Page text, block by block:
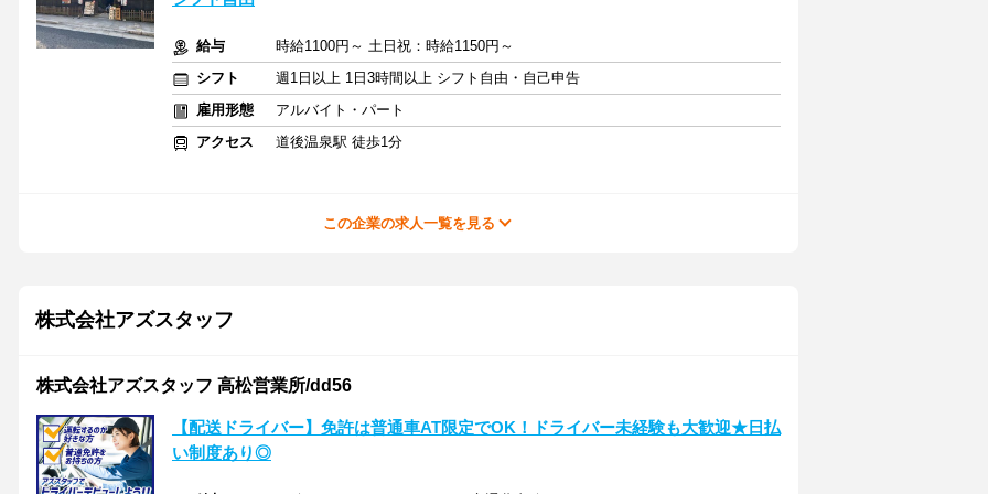
給与
時給1100円～ 土日祝：時給1150円～
シフト
週1日以上 1日3時間以上 シフト自由・自己申告
雇用形態
アルバイト・パート
アクセス
道後温泉駅 徒歩1分
この企業の求人一覧を見る
株式会社アズスタッフ
株式会社アズスタッフ 高松営業所/dd56
【配送ドライバー】免許は普通車AT限定でOK！ドライバー未経験も大歓迎★日払
い制度あり◎